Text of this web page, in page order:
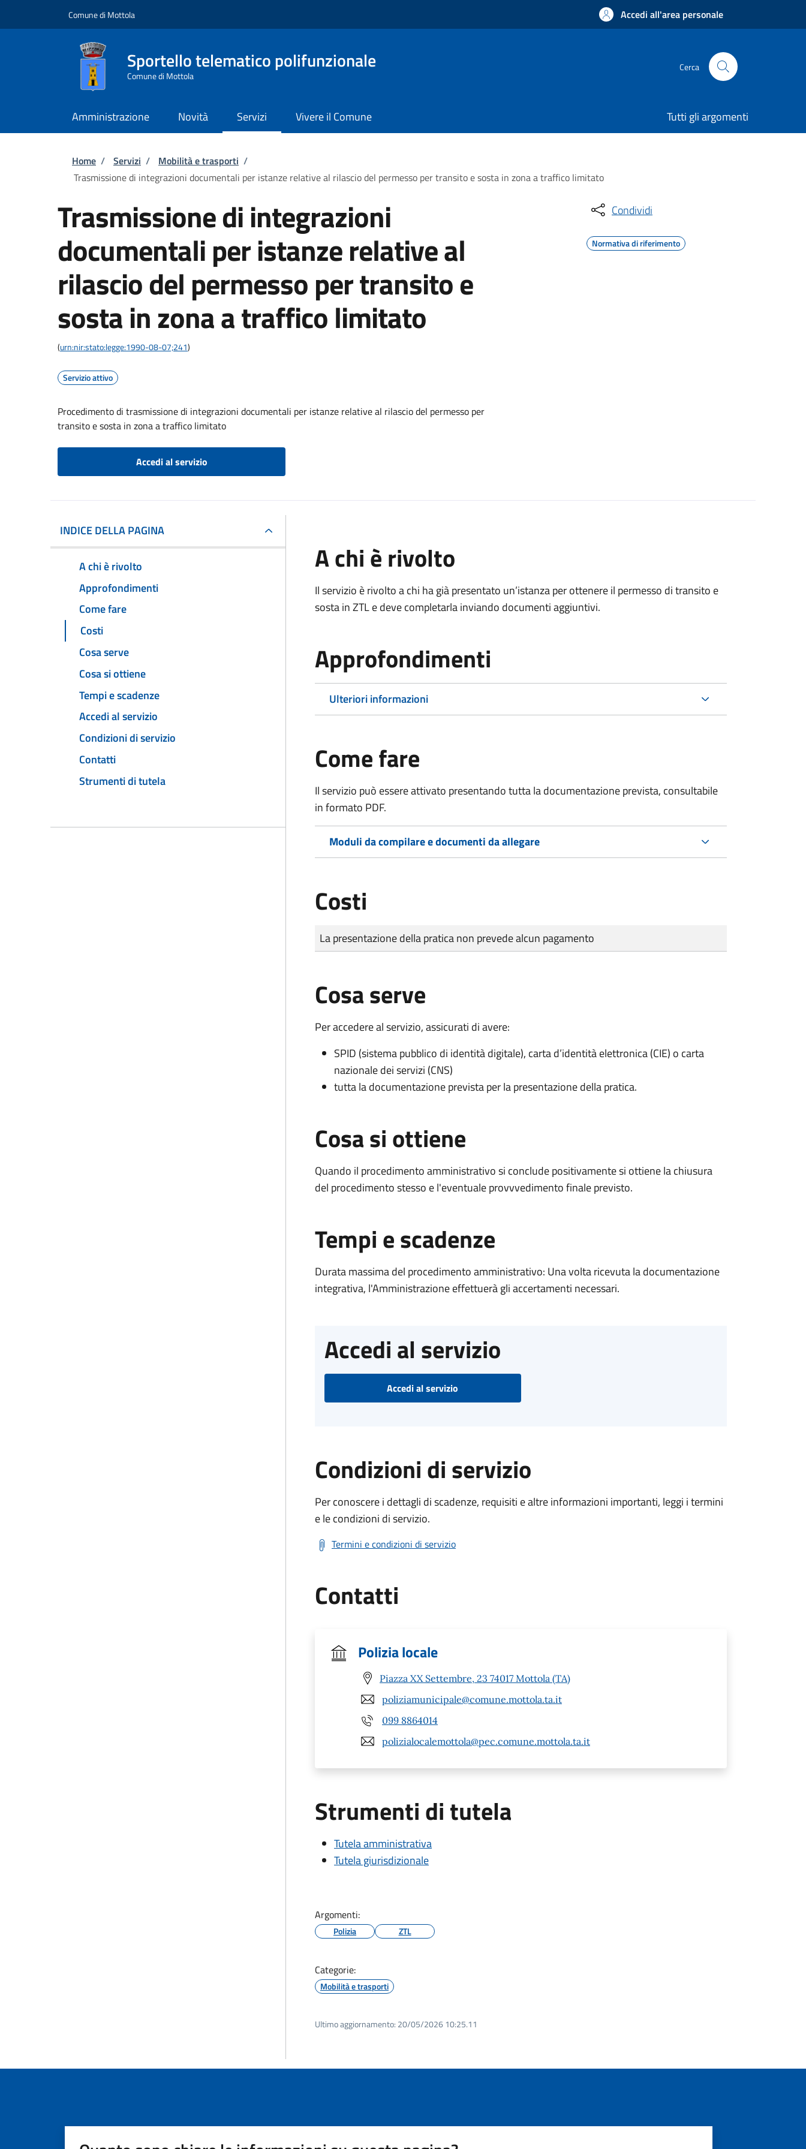
Comune di Mottola Accedi all'area personale
Sportello telematico polifunzionale
Comune di Mottola
Cerca
Amministrazione Novità Servizi Vivere il Comune Tutti gli argomenti
Briciole di pane
Home / Servizi / Mobilità e trasporti /
Trasmissione di integrazioni documentali per istanze relative al rilascio del permesso per transito e sosta in zona a traffico limitato
Trasmissione di integrazioni
documentali per istanze relative al
rilascio del permesso per transito e
sosta in zona a traffico limitato
(urn:nir:stato:legge:1990-08-07;241)
Servizio attivo
Procedimento di trasmissione di integrazioni documentali per istanze relative al rilascio del permesso per
transito e sosta in zona a traffico limitato
Accedi al servizio
Condividi
Normativa di riferimento
INDICE DELLA PAGINA
A chi è rivolto
Approfondimenti
Come fare
Costi
Cosa serve
Cosa si ottiene
Tempi e scadenze
Accedi al servizio
Condizioni di servizio
Contatti
Strumenti di tutela
A chi è rivolto
Il servizio è rivolto a chi ha già presentato un’istanza per ottenere il permesso di transito e
sosta in ZTL e deve completarla inviando documenti aggiuntivi.
Approfondimenti
Ulteriori informazioni
Come fare
Il servizio può essere attivato presentando tutta la documentazione prevista, consultabile
in formato PDF.
Moduli da compilare e documenti da allegare
Costi
Tipo di pagamento
Importo
La presentazione della pratica non prevede alcun pagamento
Cosa serve
Per accedere al servizio, assicurati di avere:
SPID (sistema pubblico di identità digitale), carta d’identità elettronica (CIE) o carta
nazionale dei servizi (CNS)
tutta la documentazione prevista per la presentazione della pratica.
Cosa si ottiene
Quando il procedimento amministrativo si conclude positivamente si ottiene la chiusura
del procedimento stesso e l'eventuale provvvedimento finale previsto.
Tempi e scadenze
Durata massima del procedimento amministrativo: Una volta ricevuta la documentazione
integrativa, l'Amministrazione effettuerà gli accertamenti necessari.
Accedi al servizio
Accedi al servizio
Condizioni di servizio
Per conoscere i dettagli di scadenze, requisiti e altre informazioni importanti, leggi i termini
e le condizioni di servizio.
Termini e condizioni di servizio
Contatti
Polizia locale
Piazza XX Settembre, 23 74017 Mottola (TA)
poliziamunicipale@comune.mottola.ta.it
099 8864014
polizialocalemottola@pec.comune.mottola.ta.it
Strumenti di tutela
Tutela amministrativa
Tutela giurisdizionale
Argomenti:
Polizia ZTL
Categorie:
Mobilità e trasporti
Ultimo aggiornamento: 20/05/2026 10:25.11